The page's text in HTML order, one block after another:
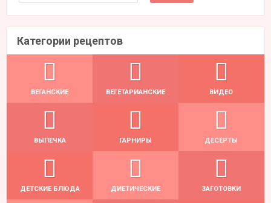
Категории рецептов
ВЕГАНСКИЕ ВЕГЕТАРИАНСКИЕ ВИДЕО
ВЫПЕЧКА ГАРНИРЫ ДЕСЕРТЫ
ДЕТСКИЕ БЛЮДА ДИЕТИЧЕСКИЕ ЗАГОТОВКИ